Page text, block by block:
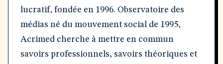
lucratif, fondée en 1996. Observatoire des
médias né du mouvement social de 1995,
Acrimed cherche à mettre en commun
savoirs professionnels, savoirs théoriques et